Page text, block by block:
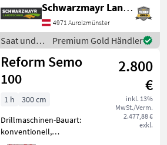
Fahrgassenschaltung,
Fahrwerk, Schleppschare,
Spuranreisser EDV: 25470
Sämaschine - mit 3m
Arbeitsbreite - mit 2
Schwarzmayr Landtechnik GmbH - Aurolzmünster
4971 Aurolzmünster
Saat und
Pflege /
Reform
Premium Gold Händler
Reform Semo
100
2.800
€
inkl. 13%
MwSt./Verm.
2.477,88 €
exkl.
1 h
300 cm
Drillmaschinen-Bauart:
konventionell,